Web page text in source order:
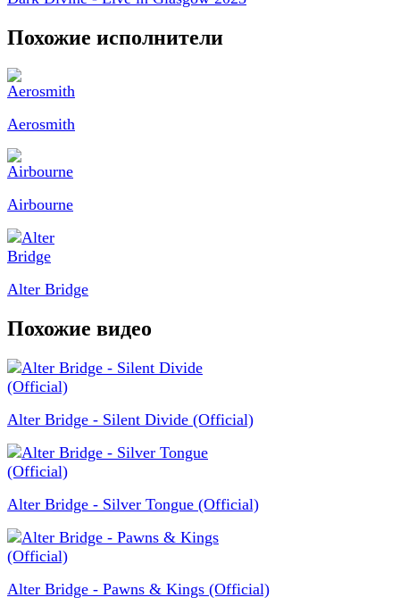
Похожие исполнители
Aerosmith
Airbourne
Alter Bridge
Похожие видео
Alter Bridge - Silent Divide (Official)
Alter Bridge - Silver Tongue (Official)
Alter Bridge - Pawns & Kings (Official)